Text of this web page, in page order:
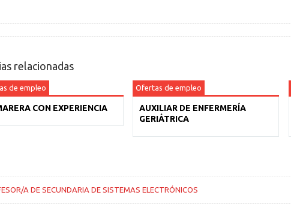
relacionadas
de empleo
CON EXPERIENCIA
Ofertas de empleo
AUXILIAR DE ENFERMERÍA
GERIÁTRICA
A DE SECUNDARIA DE SISTEMAS ELECTRÓNICOS